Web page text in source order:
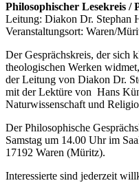
Philosophischer Lesekreis /
Leitung: Diakon Dr. Stephan
Veranstaltungsort: Waren/
Der Gesprächskreis, der sich
theologischen Werken
der Leitung von Diakon Dr.
mit der Lektüre von Hans
Naturwissenschaft und
Der Philosophische
Samstag um 14.00 Uhr im
17192 Waren (Müritz).
Interessierte sind jederzeit